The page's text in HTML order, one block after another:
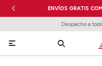
ENVÍOS GRATIS
Despacho a
